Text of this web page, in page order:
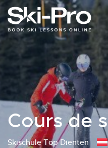
Cours de
Skischule Top Dienten